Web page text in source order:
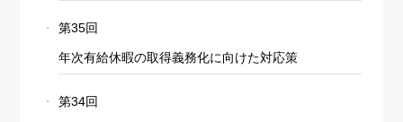
第35回
年次有給休暇の取得義務化に向けた対応策
第34回